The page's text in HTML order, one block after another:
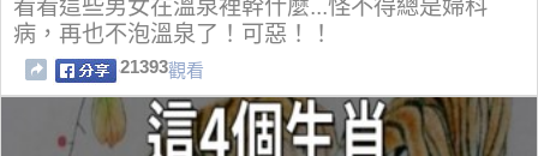
看看這些男女在溫泉裡幹什麼...怪不得總是婦科
病，再也不泡溫泉了！可惡！！
21393觀看